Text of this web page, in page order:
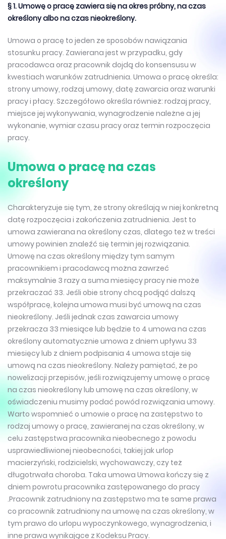
§ 1. Umowę o pracę zawiera się na okres próbny, na czas
określony albo na czas nieokreślony.
Umowa o pracę to jeden ze sposobów nawiązania
stosunku pracy. Zawierana jest w przypadku, gdy
pracodawca oraz pracownik dojdą do konsensusu w
kwestiach warunków zatrudnienia. Umowa o pracę określa:
strony umowy, rodzaj umowy, datę zawarcia oraz warunki
pracy i płacy. Szczegółowo określa również: rodzaj pracy,
miejsce jej wykonywania, wynagrodzenie należne a jej
wykonanie, wymiar czasu pracy oraz termin rozpoczęcia
pracy.
Umowa o pracę na czas
określony
Charakteryzuje się tym, że strony określają w niej konkretną
datę rozpoczęcia i zakończenia zatrudnienia. Jest to
umowa zawierana na określony czas, dlatego też w treści
umowy powinien znaleźć się termin jej rozwiązania.
Umowę na czas określony między tym samym
pracownikiem i pracodawcą można zawrzeć
maksymalnie 3 razy a suma miesięcy pracy nie może
przekraczać 33. Jeśli obie strony chcą podjąć dalszą
współpracę, kolejna umowa musi być umową na czas
nieokreślony. Jeśli jednak czas zawarcia umowy
przekracza 33 miesiące lub będzie to 4 umowa na czas
określony automatycznie umowa z dniem upływu 33
miesięcy lub z dniem podpisania 4 umowa staje się
umową na czas nieokreślony. Należy pamiętać, że po
nowelizacji przepisów, jeśli rozwiązujemy umowę o pracę
na czas nieokreślony lub umowę na czas określony, w
oświadczeniu musimy podać powód rozwiązania umowy.
Warto wspomnieć o umowie o pracę na zastępstwo to
rodzaj umowy o pracę, zawieranej na czas określony, w
celu zastępstwa pracownika nieobecnego z powodu
usprawiedliwionej nieobecności, takiej jak urlop
macierzyński, rodzicielski, wychowawczy, czy też
długotrwała choroba. Taka umowa Umowa kończy się z
dniem powrotu pracownika zastępowanego do pracy
.Pracownik zatrudniony na zastępstwo ma te same prawa
co pracownik zatrudniony na umowę na czas określony, w
tym prawo do urlopu wypoczynkowego, wynagrodzenia, i
inne prawa wynikające z Kodeksu Pracy.